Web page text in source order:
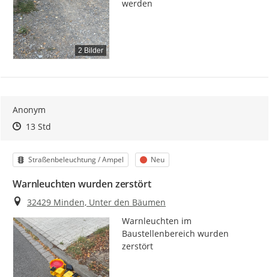
2 Bilder
werden
Anonym
Zeitpunkt des Erstellens
Zeitpunkt des Erstellens
13 StdZur Äußerung
Kategorie
Straßenbeleuchtung / Ampel Status
Neu
Warnleuchten wurden zerstört
Ort
32429 Minden, Unter den Bäumen
Warnleuchten im
Baustellenbereich wurden
zerstört